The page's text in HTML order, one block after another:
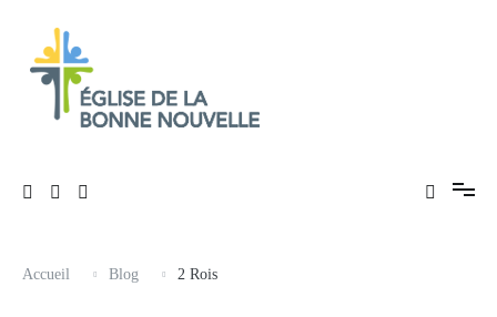
contenu
Accueil Blog 2 Rois